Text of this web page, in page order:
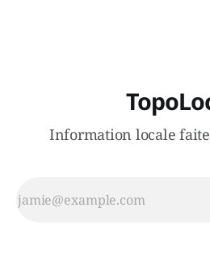
Information locale faite